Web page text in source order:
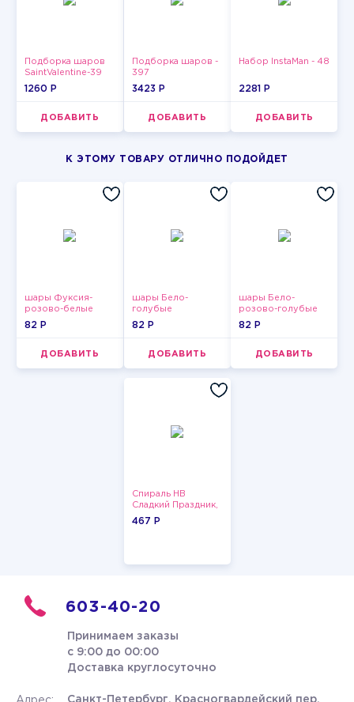
Подборка шаров
SaintValentine-39
1260 P
ДОБАВИТЬ
Подборка шаров -
397
3423 P
ДОБАВИТЬ
Набор InstaMan - 48
2281 P
ДОБАВИТЬ
К ЭТОМУ ТОВАРУ ОТЛИЧНО ПОДОЙДЕТ
шары Фуксия-
розово-белые
пастельные
82 P
ДОБАВИТЬ
шары Бело-
голубые
пастельные
82 P
ДОБАВИТЬ
шары Бело-
розово-голубые
пастельные
82 P
ДОБАВИТЬ
Спираль HB
Сладкий Праздник,
12 шт.
467 P
603-40-20
Принимаем заказы
с 9:00 до 00:00
Доставка круглосуточно
Санкт-Петербург, Красногвардейский пер.